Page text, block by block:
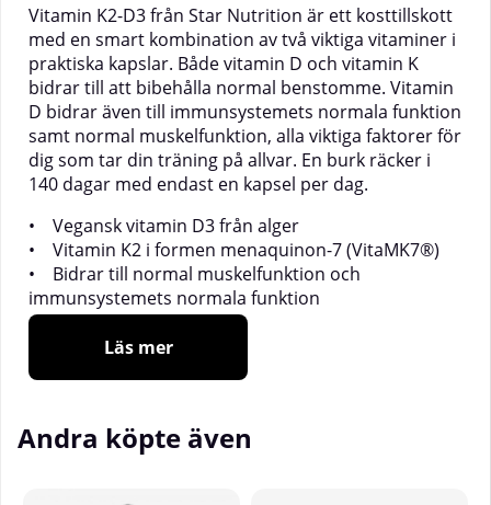
Vitamin K2-D3 från Star Nutrition är ett kosttillskott
med en smart kombination av två viktiga vitaminer i
praktiska kapslar. Både vitamin D och vitamin K
bidrar till att bibehålla normal benstomme. Vitamin
D bidrar även till immunsystemets normala funktion
samt normal muskelfunktion, alla viktiga faktorer för
dig som tar din träning på allvar. En burk räcker i
140 dagar med endast en kapsel per dag.
• Vegansk vitamin D3 från alger
• Vitamin K2 i formen menaquinon-7 (VitaMK7®)
• Bidrar till normal muskelfunktion och
immunsystemets normala funktion
• Bidrar till att bibehålla normal benstomme
• 140 dagsdoser – endast 1 kapsel per dag
tillsammans?
Läs mer
Andra köpte även